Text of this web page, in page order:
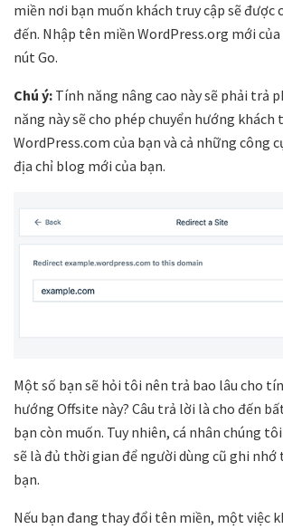
miền nơi bạn muốn khách truy cập sẽ được
đến. Nhập tên miền WordPress.org mới của
nút Go.
Chú ý: Tính năng nâng cao này sẽ phải trả
năng này sẽ cho phép chuyển hướng khách
WordPress.com của bạn và cả những công
địa chỉ blog mới của bạn.
Một số bạn sẽ hỏi tôi nên trả bao lâu cho
hướng Offsite này? Câu trả lời là cho đến
bạn còn muốn. Tuy nhiên, cá nhân chúng
sẽ là đủ thời gian để người dùng cũ ghi nhớ
bạn.
Nếu bạn đang thay đổi tên miền, một việc